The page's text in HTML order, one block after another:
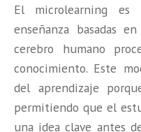
El microlearning es
enseñanza basadas
cerebro humano
conocimiento. Este
del aprendizaje
permitiendo que el
una idea clave antes